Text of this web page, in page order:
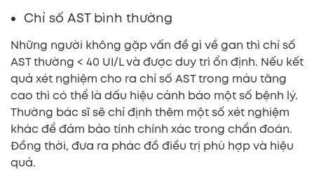
Chỉ số AST bình thường
Những người không gặp vấn đề gì về gan thì chỉ số
AST thường < 40 UI/L và được duy trì ổn định. Nếu kết
quả xét nghiệm cho ra chỉ số AST trong máu tăng
cao thì có thể là dấu hiệu cảnh báo một số bệnh lý.
Thường bác sĩ sẽ chỉ định thêm một số xét nghiệm
khác để đảm bảo tính chính xác trong chẩn đoán.
Đồng thời, đưa ra phác đồ điều trị phù hợp và hiệu
quả.